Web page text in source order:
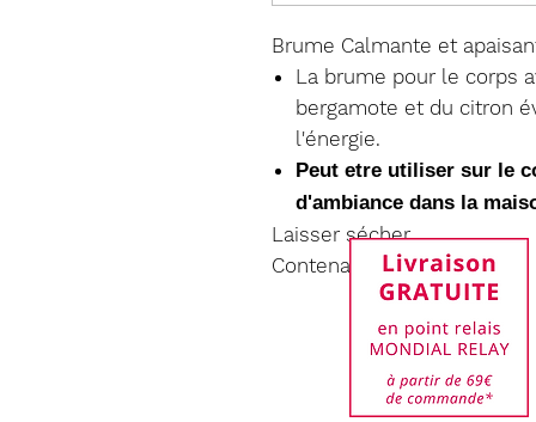
Brume Calmante et
La brume pour le corps
bergamote et du citron
l'énergie.‎
Peut etre utiliser sur le
d'ambiance dans la
Laisser sécher.
Contenance 100ml